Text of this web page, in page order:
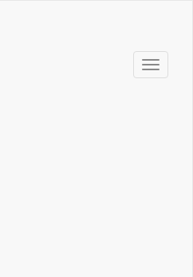
Toggle